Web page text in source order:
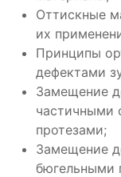
Оттискные
их
Принципы
дефектами
Замещение
частичными
протезами;
Замещение
бюгельными